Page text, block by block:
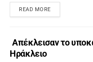
READ MORE
Απέκλεισαν το
Ηράκλειο